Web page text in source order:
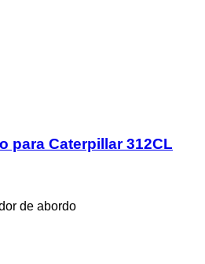
para Caterpillar 312CL
de abordo